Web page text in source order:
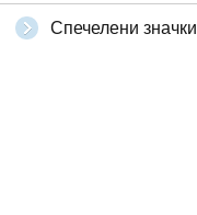
Спечелени значки